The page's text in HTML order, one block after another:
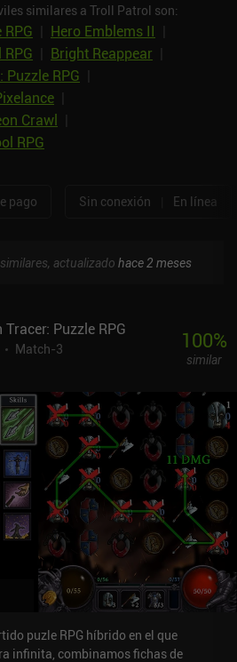
similares a Troll Patrol son:
Hero Emblems II
Bright Reappear
RPG
Crawl
RPG
pago Sin conexión En línea
actualizado hace 2 meses
Tracer: Puzzle RPG
Match-3
100%
similar
puzle RPG híbrido en el que
infinita, combinamos fichas de